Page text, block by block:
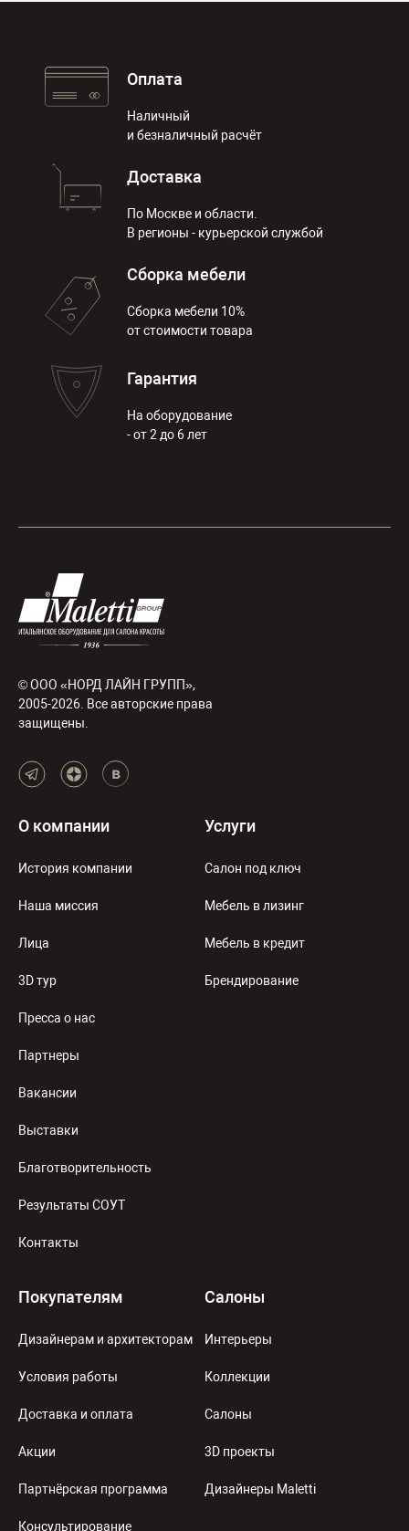
Оплата
Наличный
и безналичный расчёт
Доставка
По Москве и области.
В регионы - курьерской службой
Сборка мебели
Сборка мебели 10%
от стоимости товара
Гарантия
На оборудование
- от 2 до 6 лет
© ООО «НОРД ЛАЙН ГРУПП»,
2005-2026. Все авторские права
защищены.
О компании
История компании
Наша миссия
Лица
3D тур
Пресса о нас
Партнеры
Вакансии
Выставки
Благотворительность
Результаты СОУТ
Контакты
Услуги
Салон под ключ
Мебель в лизинг
Мебель в кредит
Брендирование
Покупателям
Дизайнерам и архитекторам
Условия работы
Доставка и оплата
Акции
Партнёрская программа
Консультирование
Салоны
Интерьеры
Коллекции
Салоны
3D проекты
Дизайнеры Maletti